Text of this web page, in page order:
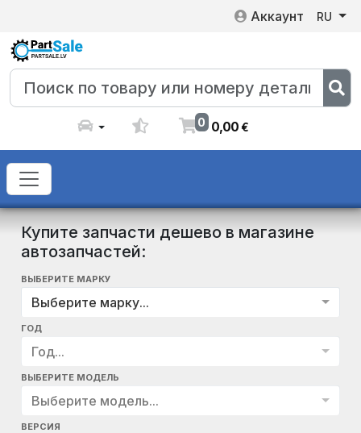
Аккаунт RU
0 0,00€
Купите запчасти дешево в магазине
автозапчастей:
ВЫБЕРИТЕ МАРКУ
Выберите марку...
ГОД
Год...
ВЫБЕРИТЕ МОДЕЛЬ
Выберите модель...
ВЕРСИЯ